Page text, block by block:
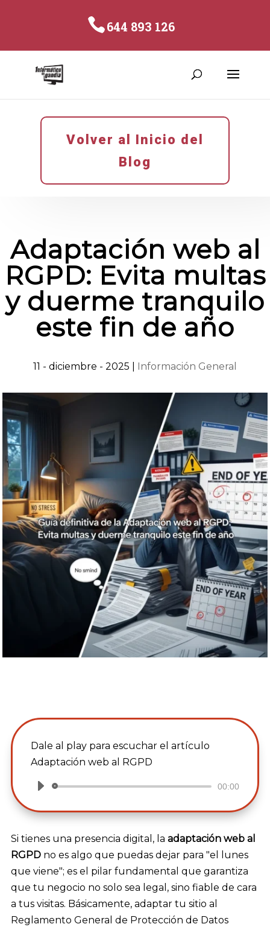
644 893 126
Volver al Inicio del
Blog
Adaptación web al
RGPD: Evita multas
y duerme tranquilo
este fin de año
11 - diciembre - 2025 Información General
Dale al play para escuchar el artículo
Adaptación web al RGPD
Reproductor
audio
00:00
Si tienes una presencia digital, la adaptación web al
RGPDno es algo que puedas dejar para "el lunes
que viene"; es el pilar fundamental que garantiza
que tu negocio no solo sea legal, sino fiable de cara
a tus visitas. Básicamente, adaptar tu sitio al
Reglamento General de Protección de Datos